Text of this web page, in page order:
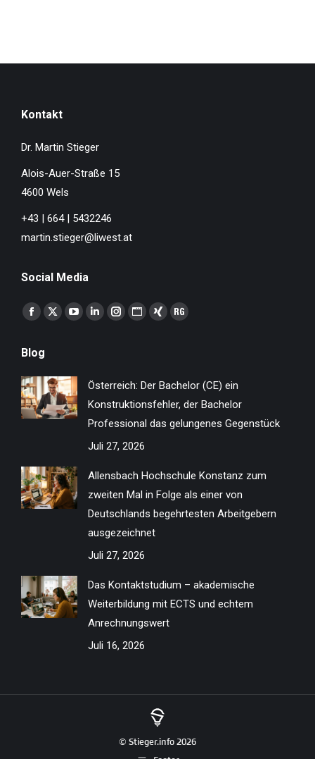
Kontakt
Dr. Martin Stieger
Alois-Auer-Straße 15
4600 Wels
+43 | 664 | 5432246
martin.stieger@liwest.at
Social Media
Finden Sie uns auf:
Facebook
opens
in
new
window
X
in
new
window
YouTube
in
new
window
Linkedin
new
window
Instagram
new
window
Website
new
window
XING
new
window
ResearchGate
new
window
Blog
Österreich: Der Bachelor (CE) ein
Konstruktionsfehler, der Bachelor
Professional das gelungenes Gegenstück
Juli 27, 2026
Allensbach Hochschule Konstanz zum
zweiten Mal in Folge als einer von
Deutschlands begehrtesten Arbeitgebern
ausgezeichnet
Juli 27, 2026
Das Kontaktstudium – akademische
Weiterbildung mit ECTS und echtem
Anrechnungswert
Juli 16, 2026
© Stieger.info 2026